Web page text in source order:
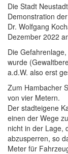
Die Stadt
Demonstration
Dr. Wolfgang
Dezember 2022
Die
wurde
a.d.W. also erst
Zum Hambacher
von vier Metern.
Der stadteigene
einen der Wege
nicht in der Lage,
abzusperren, so
Meter für